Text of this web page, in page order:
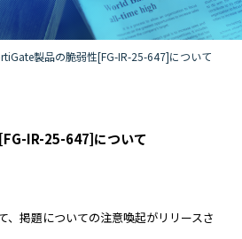
製品の脆弱性[FG-IR-25-647]について
IR-25-647]について
掲題についての注意喚起がリリースさ